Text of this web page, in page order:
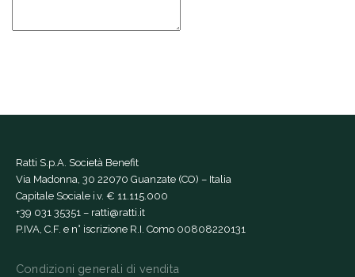
Ratti S.p.A. Società Benefit
Via Madonna, 30 22070 Guanzate (CO) – Italia
Capitale Sociale i.v. € 11.115.000
+39 031 35351 – ratti@ratti.it
P.IVA, C.F. e n° iscrizione R.I. Como 00808220131
Condizioni generali di vendita